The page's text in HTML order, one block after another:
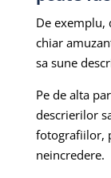
De exemplu,
chiar
sa sune
Pe de alta
descrierilor
fotografiilor,
neincredere.